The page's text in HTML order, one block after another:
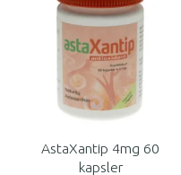
AstaXantip 4mg 60
kapsler